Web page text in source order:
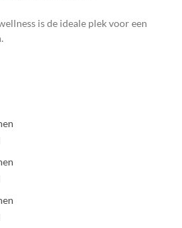
is de ideale plek voor een